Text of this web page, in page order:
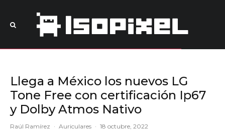
Llega a México los nuevos LG
Tone Free con certificación Ip67
y Dolby Atmos Nativo
Raúl Ramírez · Auriculares · 18 octubre, 2022